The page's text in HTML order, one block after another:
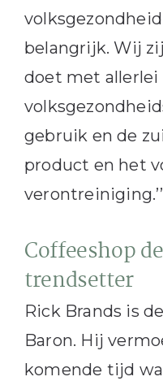
belangrijk. Wij
doet met allerlei
gebruik en de
product en het
verontreiniging.’’
Coffeeshop
trendsetter
Rick Brands is
Baron. Hij
komende tijd